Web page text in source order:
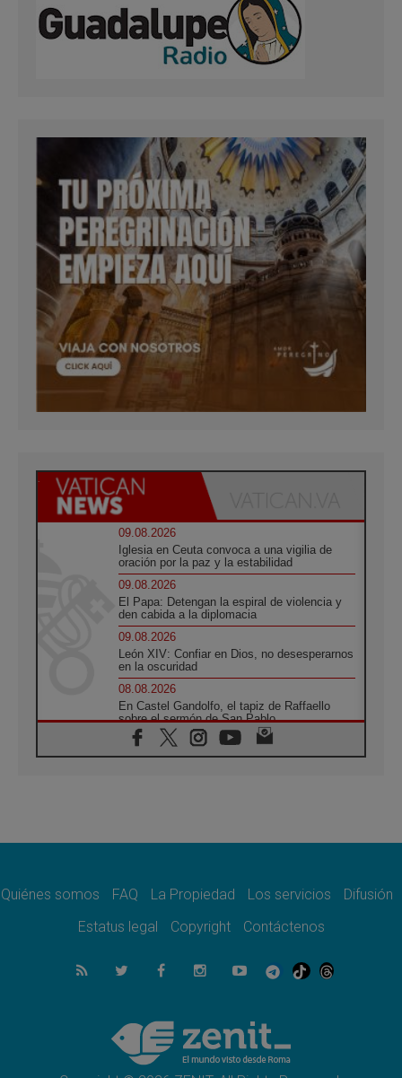
09.08.2026
Iglesia en Ceuta convoca a una vigilia de
oración por la paz y la estabilidad
09.08.2026
El Papa: Detengan la espiral de violencia y
den cabida a la diplomacia
09.08.2026
León XIV: Confiar en Dios, no desesperarnos
en la oscuridad
08.08.2026
En Castel Gandolfo, el tapiz de Raffaello
sobre el sermón de San Pablo
08.08.2026
En Colombia, «la paz no se compra con una
08.08.2026
08.08.2026
del Buen Consejo de Genazzano
Filipinas: el Vicariato Apostólico de Calapán
se convierte en diócesis
Honduras: Los desplazados invisibles de una
crisis olvidada
Quiénes somos FAQ La Propiedad Los servicios
Difusión
Estatus legal
Copyright Contáctenos